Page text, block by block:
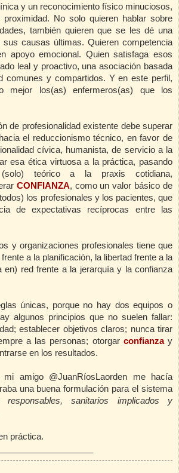
y un reconocimiento físico minuciosos,
No solo quieren hablar sobre
también quieren que se les dé una
sus causas últimas. Quieren competencia
apoyo emocional. Quien satisfaga esos
leal y proactivo, una asociación basada
comunes y compartidos. Y en este perfil,
mejor los(as) enfermeros(as) que los
de profesionalidad existente debe superar
el reduccionismo técnico, en favor de
cívica, humanista, de servicio a la
esa ética virtuosa a la práctica, pasando
(solo) teórico a la praxis cotidiana,
CONFIANZA, como un valor básico de
los profesionales y los pacientes, que
de expectativas recíprocas entre las
y organizaciones profesionales tiene que
a la planificación, la libertad frente a la
en) red frente a la jerarquía y la confianza
únicas, porque no hay dos equipos o
algunos principios que no suelen fallar:
establecer objetivos claros; nunca tirar
a las personas; otorgar confianzay
en los resultados.
amigo @JuanRíosLaorden me hacía
una buena formulación para el sistema
responsables, sanitarios implicados y
práctica.